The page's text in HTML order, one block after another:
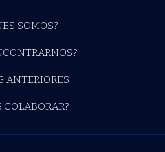
SOMOS?
ANTERIORES
COLABORAR?